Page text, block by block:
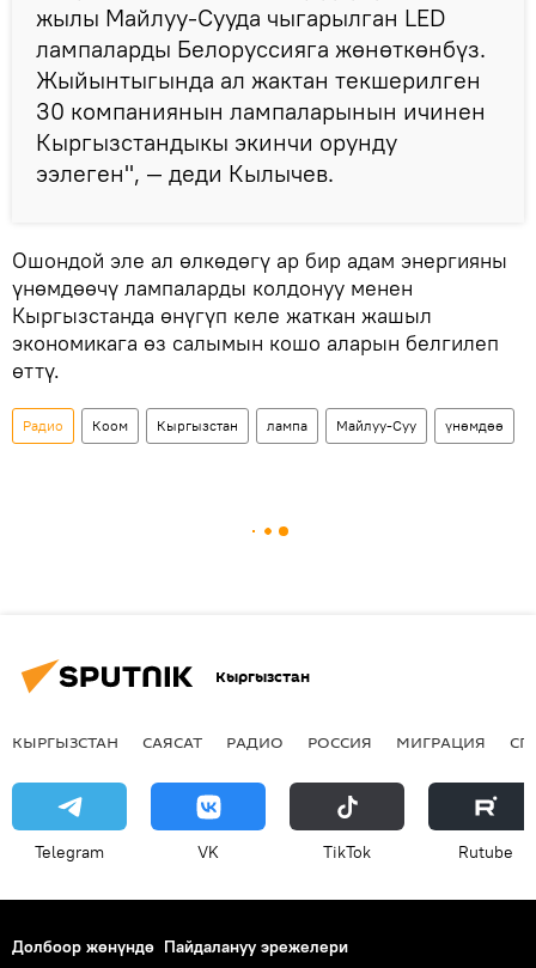
жылы Майлуу-Сууда чыгарылган LED
лампаларды Белоруссияга жөнөткөнбүз.
Жыйынтыгында ал жактан текшерилген
30 компаниянын лампаларынын ичинен
Кыргызстандыкы экинчи орунду
ээлеген", — деди Кылычев.
Ошондой эле ал өлкөдөгү ар бир адам энергияны
үнөмдөөчү лампаларды колдонуу менен
Кыргызстанда өнүгүп келе жаткан жашыл
экономикага өз салымын кошо аларын белгилеп
өттү.
Радио Коом Кыргызстан лампа Майлуу-Суу үнөмдөө
Кыргызстан
КЫРГЫЗСТАН САЯСАТ РАДИО РОССИЯ МИГРАЦИЯ
Telegram VK ТikТоk Rutube
Долбоор жөнүндө Пайдалануу эрежелери